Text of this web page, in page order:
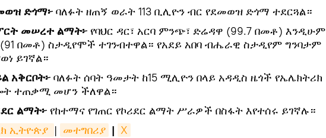
ድጎማ፦ ባለፉት ዘጠኝ ወራት 113 ቢሊዮን ብር የደመወዝ ድጎማ ተደርጓል።
መሠረተ ልማት፦ የባህር ዳር፣ አርባ ምንጭ፣ ድሬዳዋ (99.7 በመቶ) እንዲሁም
በመቶ) ስታዲየሞች ተገንብተዋል። የአደይ አበባ ብሔራዊ ስታዲየም ግንባታም
ይገኛል።
አቅርቦት፦ ባለፉት ሰባት ዓመታት ከ15 ሚሊዮን በላይ አዳዲስ ዜጎች የኤሌክትሪክ
ተጠቃሚ መሆን ችለዋል።
ልማት፦ የከተማና የገጠር የኮሪደር ልማት ሥራዎች በስፋት እየተሰሩ ይገኛሉ።
ኢትዮጵያ | መተግበሪያ | X